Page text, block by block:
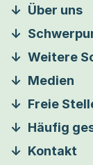
Über uns
Weitere
Medien
Freie
Häufig
Kontakt